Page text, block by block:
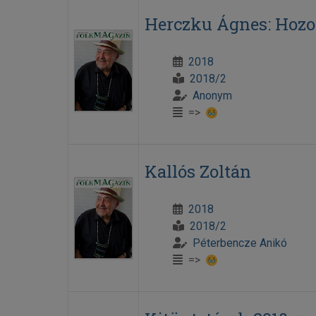
Herczku Ágnes:
2018
2018/2
Anonym
=>
Kallós Zoltán
2018
2018/2
Péterbencze Anikó
=>